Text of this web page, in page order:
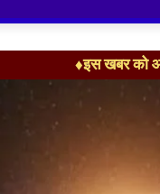
♦इस खबर को